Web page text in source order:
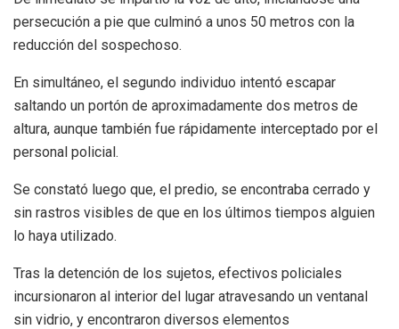
persecución a pie que culminó a unos 50 metros con la
reducción del sospechoso.
En simultáneo, el segundo individuo intentó escapar
saltando un portón de aproximadamente dos metros de
altura, aunque también fue rápidamente interceptado por el
personal policial.
Se constató luego que, el predio, se encontraba cerrado y
sin rastros visibles de que en los últimos tiempos alguien
lo haya utilizado.
Tras la detención de los sujetos, efectivos policiales
incursionaron al interior del lugar atravesando un ventanal
sin vidrio, y encontraron diversos elementos